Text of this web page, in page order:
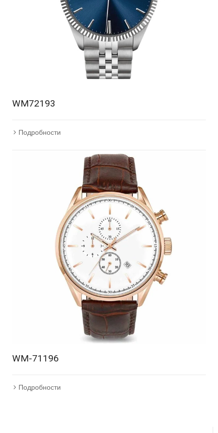
WM72193
Подробности
WM-71196
Подробности